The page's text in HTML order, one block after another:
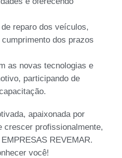
reparo dos veículos,
dos prazos
as novas tecnologias e
participando de
apaixonada por
crescer profissionalmente,
REVEMAR.
você!